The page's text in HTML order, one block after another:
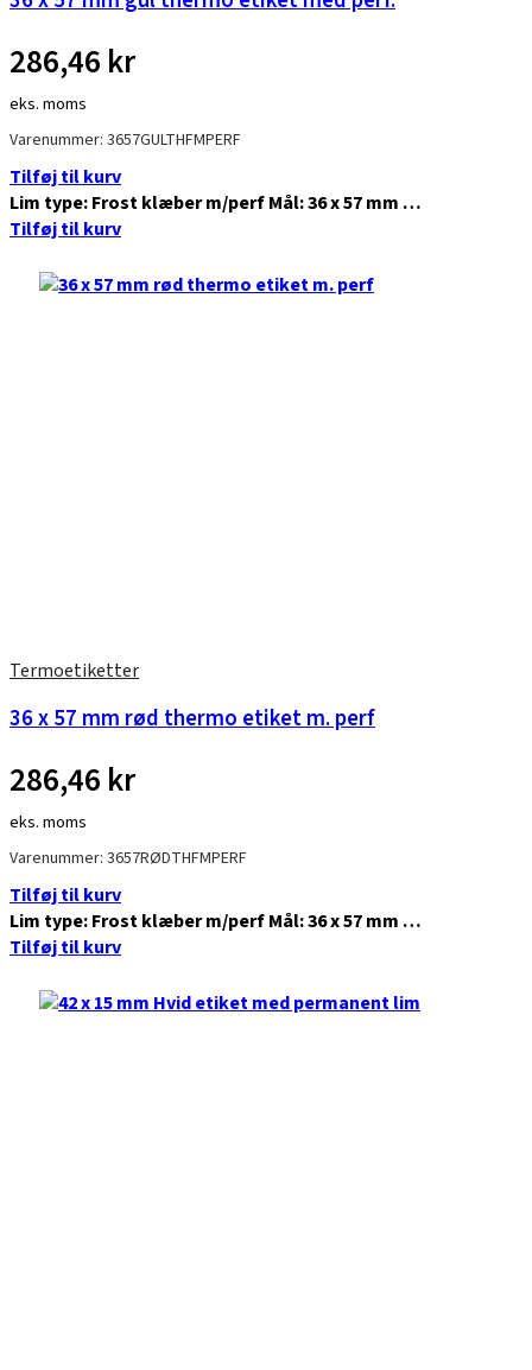
286,46 kr
eks. moms
Varenummer: 3657GULTHFMPERF
Tilføj til kurv
Lim type: Frost klæber m/perf Mål: 36 x 57 mm …
Tilføj til kurv
Termoetiketter
36 x 57 mm rød thermo etiket m. perf
286,46 kr
eks. moms
Varenummer: 3657RØDTHFMPERF
Tilføj til kurv
Lim type: Frost klæber m/perf Mål: 36 x 57 mm …
Tilføj til kurv